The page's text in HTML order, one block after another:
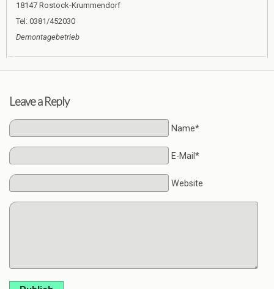
18147 Rostock-Krummendorf
Tel: 0381/452030
Demontagebetrieb
Leave a Reply
Name*
E-Mail*
Website